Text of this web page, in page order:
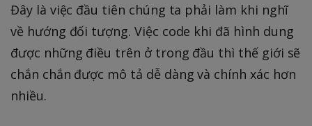
Đây là việc đầu tiên chúng ta phải làm khi nghĩ
về hướng đối tượng. Việc code khi đã hình dung
được những điều trên ở trong đầu thì thế giới sẽ
chắn chắn được mô tả dễ dàng và chính xác hơn
nhiều.